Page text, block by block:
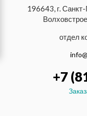
196643, г.
отдел
+7